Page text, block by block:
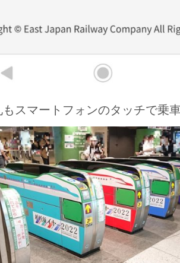
もスマートフォンのタッチで乗